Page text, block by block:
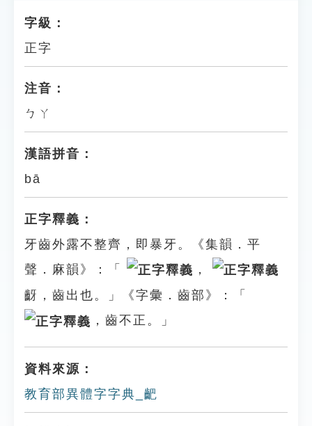
字級：
正字
注音：
ㄅㄚ
漢語拼音：
bā
正字釋義：
牙齒外露不整齊，即暴牙。《集韻．平
聲．麻韻》：「
，
齖，齒出也。」《字彙．齒部》：「
，齒不正。」
資料來源：
教育部異體字字典_䶕